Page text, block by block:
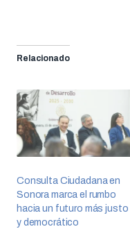
Relacionado
Consulta Ciudadana en
Sonora marca el rumbo
hacia un futuro más justo
y democrático